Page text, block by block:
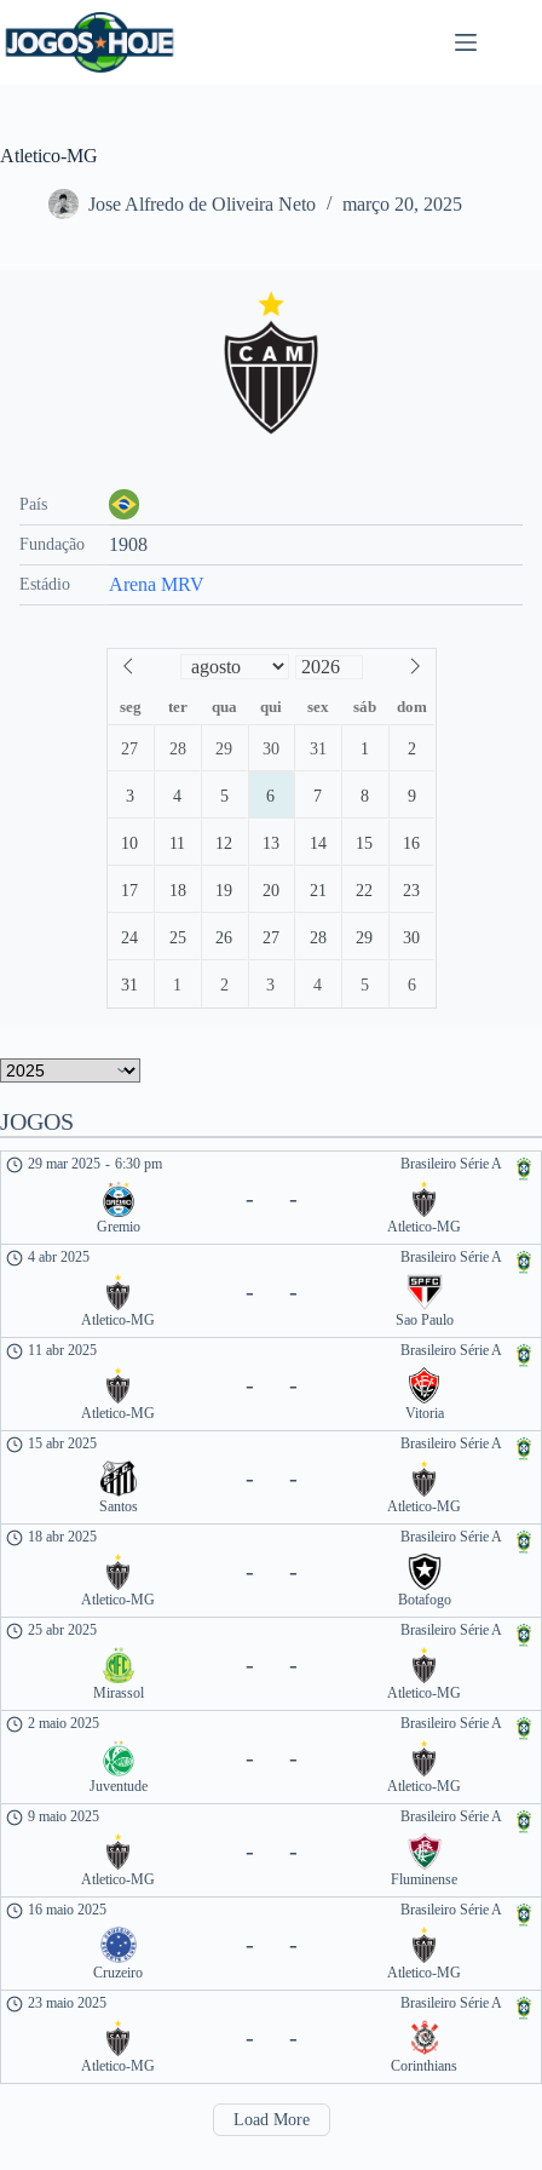
para
o
Atletico-MG
Jose Alfredo de Oliveira Neto março 20, 2025
País
Fundação 1908
Estádio Arena MRV
seg ter qua qui sex sáb dom
27 28 29 30 31 1 2
3 4 5 6 7 8 9
10 11 12 13 14 15 16
17 18 19 20 21 22 23
24 25 26 27 28 29 30
31 1 2 3 4 5 6
JOGOS
Brasileiro Série A
29 mar 2025 - 6:30 pm
Gremio
- -
Atletico-MG
Brasileiro Série A
4 abr 2025
Atletico-MG
- -
Sao Paulo
Brasileiro Série A
11 abr 2025
Atletico-MG
- -
Vitoria
Brasileiro Série A
15 abr 2025
Santos
- -
Atletico-MG
Brasileiro Série A
18 abr 2025
Atletico-MG
- -
Botafogo
Brasileiro Série A
25 abr 2025
Mirassol
- -
Atletico-MG
Brasileiro Série A
2 maio 2025
Juventude
- -
Atletico-MG
Brasileiro Série A
9 maio 2025
Atletico-MG
- -
Fluminense
Brasileiro Série A
16 maio 2025
Cruzeiro
- -
Atletico-MG
Brasileiro Série A
23 maio 2025
Atletico-MG
- -
Corinthians
Load More